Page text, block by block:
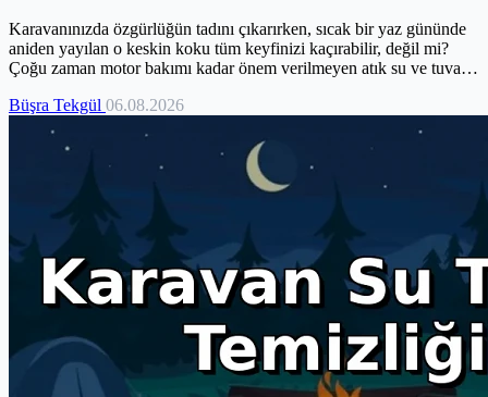
Karavanınızda özgürlüğün tadını çıkarırken, sıcak bir yaz gününde
aniden yayılan o keskin koku tüm keyfinizi kaçırabilir, değil mi?
Çoğu zaman motor bakımı kadar önem verilmeyen atık su ve tuvalet
etkileyen kritik bir detaydır. Yanlış yönetim, sadece kötü kokulara
değil, bakteri ve tıkanıklıklara da yol açabilir. Endişelenmeyin, bu
rehber tam da bu sorunları kökten çözmek için hazırlandı. Kokusuz,
hijyenik ve çevreye duyarlı bir karavan deneyimi için ihtiyacınız
olan tüm bilgileri burada bulacaksınız.
Büşra Tekgül 06.08.2026